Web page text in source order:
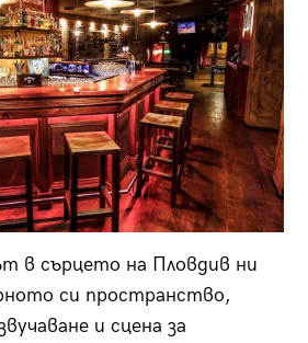
в сърцето на Пловдив ни
си пространство,
и сцена за